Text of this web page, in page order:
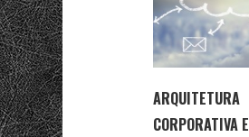
ARQUITETURA
CORPORATIVA E